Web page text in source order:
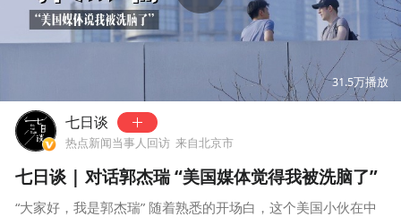
20:40
31.5万播放
七日谈
热点新闻当事人回访 来自北京市
七日谈 | 对话郭杰瑞 “美国媒体觉得我被洗脑了”
“大家好，我是郭杰瑞” 随着熟悉的开场白，这个美国小伙在中